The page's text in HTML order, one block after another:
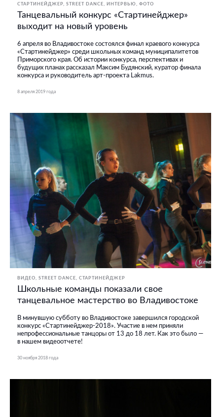
СТАРТИНЕЙДЖЕР STREET DANCE ИНТЕРВЬЮ ФОТО
Танцевальный конкурс «Стартинейджер»
выходит на новый уровень
6 апреля во Владивостоке состоялся финал краевого конкурса
«Стартинейджер» среди школьных команд муниципалитетов
Приморского края. Об истории конкурса, перспективах и
будущих планах рассказал Максим Будянский, куратор финала
конкурса и руководитель арт-проекта Lakmus.
8 апреля 2019 года
ВИДЕО STREET DANCE СТАРТИНЕЙДЖЕР
Школьные команды показали свое
танцевальное мастерство во Владивостоке
В минувшую субботу во Владивостоке завершился городской
конкурс «Стартинейджер-2018». Участие в нем приняли
непрофессиональные танцоры от 13 до 18 лет. Как это было —
в нашем видеоотчете!
30 ноября 2018 года